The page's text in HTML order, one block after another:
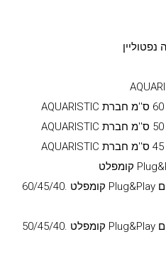
אקווריום מים מלוחים Plug&Play קומפלט .60/45/40
אקווריום מים מלוחים Plug&Play קומפלט .50/45/40